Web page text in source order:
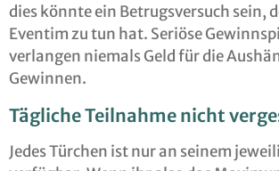
dies könnte ein Betrugsversuch sein,
Eventim zu tun hat. Seriöse
verlangen niemals Geld für die
Gewinnen.
Tägliche Teilnahme nicht
Jedes Türchen ist nur an seinem